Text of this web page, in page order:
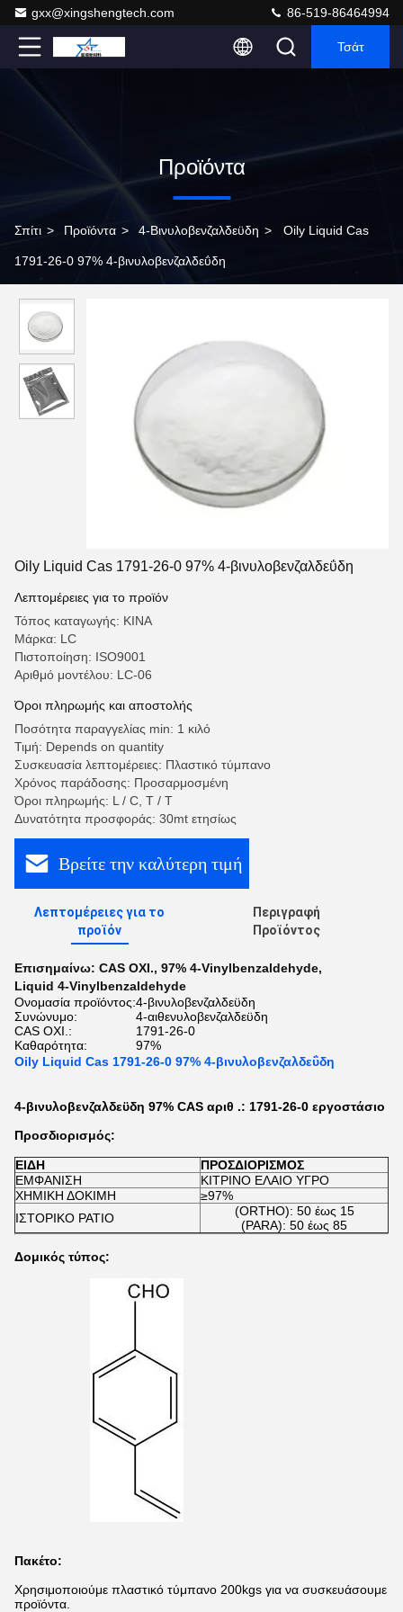
gxx@xingshengtech.com 86-519-86464994
Τσάτ
Προϊόντα
Σπίτι > Προϊόντα > 4-Βινυλοβενζαλδεϋδη > Oily Liquid Cas
1791-26-0 97% 4-βινυλοβενζαλδεΰδη
Oily Liquid Cas 1791-26-0 97% 4-βινυλοβενζαλδεΰδη
Λεπτομέρειες για το προϊόν
Τόπος καταγωγής: ΚΙΝΑ
Μάρκα: LC
Πιστοποίηση: ISO9001
Αριθμό μοντέλου: LC-06
Όροι πληρωμής και αποστολής
Ποσότητα παραγγελίας min: 1 κιλό
Τιμή: Depends on quantity
Συσκευασία λεπτομέρειες: Πλαστικό τύμπανο
Χρόνος παράδοσης: Προσαρμοσμένη
Όροι πληρωμής: L / C, T / T
Δυνατότητα προσφοράς: 30mt ετησίως
Βρείτε την καλύτερη τιμή
Λεπτομέρειες για το
προϊόν
Περιγραφή
Προϊόντος
Επισημαίνω: CAS ΟΧΙ., 97% 4-Vinylbenzaldehyde,
Liquid 4-Vinylbenzaldehyde
Ονομασία προϊόντος:4-βινυλοβενζαλδεϋδη
Συνώνυμο:
4-αιθενυλοβενζαλδεϋδη
CAS ΟΧΙ.:
1791-26-0
Καθαρότητα:
97%
Oily Liquid Cas 1791-26-0 97% 4-βινυλοβενζαλδεΰδη
4-βινυλοβενζαλδεϋδη 97% CAS αριθ .: 1791-26-0 εργοστάσιο
Προσδιορισμός:
ΕΙΔΗ
ΠΡΟΣΔΙΟΡΙΣΜΟΣ
ΕΜΦΑΝΙΣΗ
ΚΙΤΡΙΝΟ ΕΛΑΙΟ ΥΓΡΟ
ΧΗΜΙΚΗ ΔΟΚΙΜΗ
≥97%
ΙΣΤΟΡΙΚΟ ΡΑΤΙΟ
(ORTHO): 50 έως 15
(PARA): 50 έως 85
Δομικός τύπος:
Πακέτο:
Χρησιμοποιούμε πλαστικό τύμπανο 200kgs για να συσκευάσουμε
προϊόντα.